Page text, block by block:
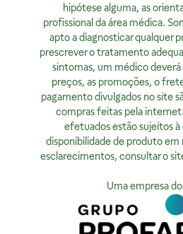
Rodrigo Costa
dpo@4bio.com.br
Institucional
Quem Somos
Privacidade
Como tratamos sua Privacidade
Compra Segura
355030801-477-000962-1-0
AFE:7.16539-7
FARMACÊUTICA RESPONSÁVEL:
Renata de Sousa Cerqueira
63200
Horário de Atendimento:
Segunda à sexta, exceto feriados,
Ver no
07.015.691/0008-12
Licença Sanitária Nº:00523.3/
0888921250
FARMACÊUTICA RESPONSÁVEL:
Diogo Amaro da Silva Santos
CRF/PE:14237
Horário de Atendimento:
Segunda à sexta, exceto feriados,
Ver no
hipótese alguma, as
profissional da área médica.
apto a diagnosticar qualquer
prescrever o tratamento
sintomas, um médico deverá
preços, as promoções, o
pagamento divulgados no site
compras feitas pela
efetuados estão sujeitos
disponibilidade de produto em
esclarecimentos, consultar o
Uma empresa